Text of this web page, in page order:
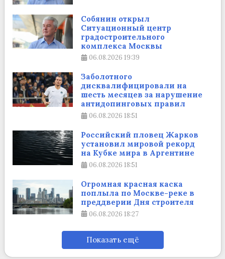
Собянин открыл
Ситуационный центр
градостроительного
комплекса Москвы
06.08.2026 19:39
Заболотного
дисквалифицировали на
шесть месяцев за нарушение
антидопинговых правил
06.08.2026 18:51
Российский пловец Жарков
установил мировой рекорд
на Кубке мира в Аргентине
06.08.2026 18:51
Огромная красная каска
поплыла по Москве-реке в
преддверии Дня строителя
06.08.2026 18:27
Показать ещё